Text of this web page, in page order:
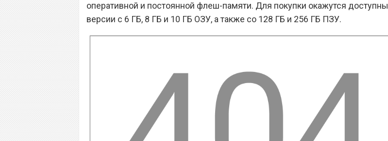
оперативной и постоянной флеш-памяти. Для покупки окажутся доступны
версии с 6 ГБ, 8 ГБ и 10 ГБ ОЗУ, а также со 128 ГБ и 256 ГБ ПЗУ.